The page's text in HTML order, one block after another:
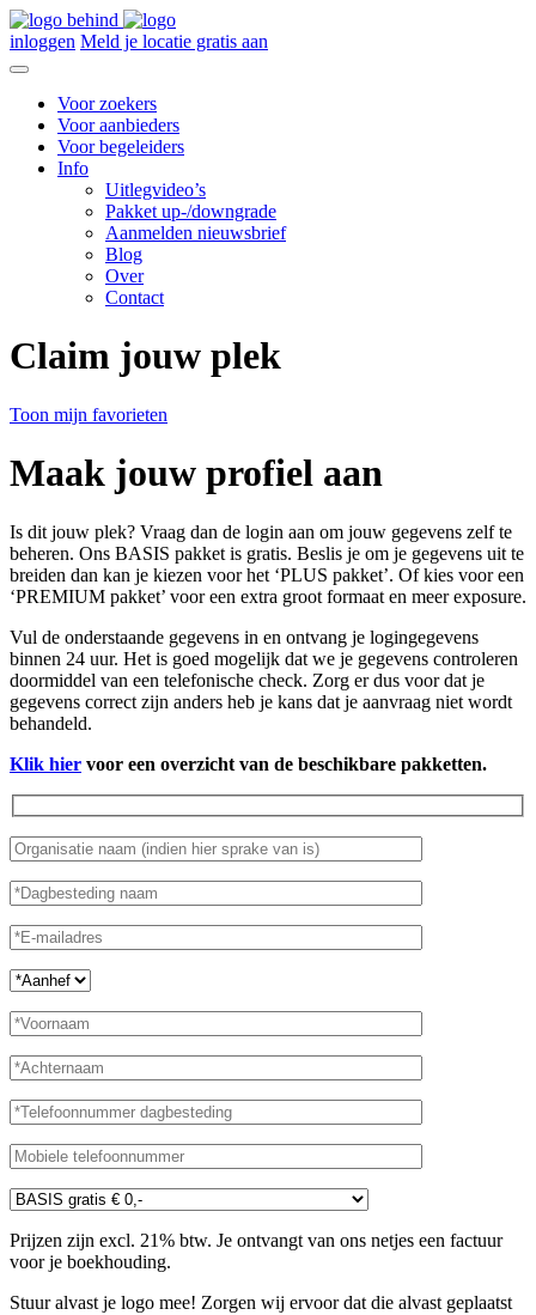
inloggen Meld je locatie gratis aan
Voor zoekers
Voor aanbieders
Voor begeleiders
Info
Uitlegvideo’s
Pakket up-/downgrade
Aanmelden nieuwsbrief
Blog
Over
Contact
Claim jouw plek
Toon mijn favorieten
Maak jouw profiel aan
Is dit jouw plek? Vraag dan de login aan om jouw gegevens zelf te
beheren. Ons BASIS pakket is gratis. Beslis je om je gegevens uit te
breiden dan kan je kiezen voor het ‘PLUS pakket’. Of kies voor een
‘PREMIUM pakket’ voor een extra groot formaat en meer exposure.
Vul de onderstaande gegevens in en ontvang je logingegevens
binnen 24 uur. Het is goed mogelijk dat we je gegevens controleren
doormiddel van een telefonische check. Zorg er dus voor dat je
gegevens correct zijn anders heb je kans dat je aanvraag niet wordt
behandeld.
Klik hier voor een overzicht van de beschikbare pakketten.
Prijzen zijn excl. 21% btw. Je ontvangt van ons netjes een factuur
voor je boekhouding.
Stuur alvast je logo mee! Zorgen wij ervoor dat die alvast geplaatst